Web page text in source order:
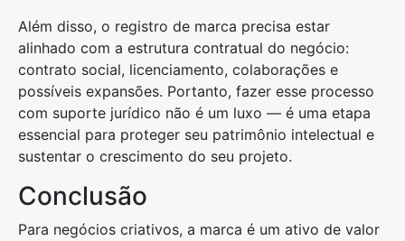
Além disso, o registro de marca precisa estar
alinhado com a estrutura contratual do negócio:
contrato social, licenciamento, colaborações e
possíveis expansões. Portanto, fazer esse processo
com suporte jurídico não é um luxo — é uma etapa
essencial para proteger seu patrimônio intelectual e
sustentar o crescimento do seu projeto.
Conclusão
Para negócios criativos, a marca é um ativo de valor